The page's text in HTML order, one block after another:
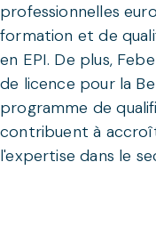
professionnelles
formation et de
en EPI. De plus,
de licence pour la
programme de
contribuent à
l'expertise dans le